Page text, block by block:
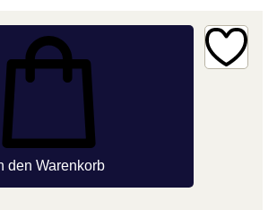
den Warenkorb